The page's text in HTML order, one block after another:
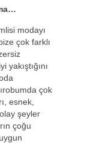
modayı
çok farklı
yakıştığını
çok
esnek,
şeyler
çoğu